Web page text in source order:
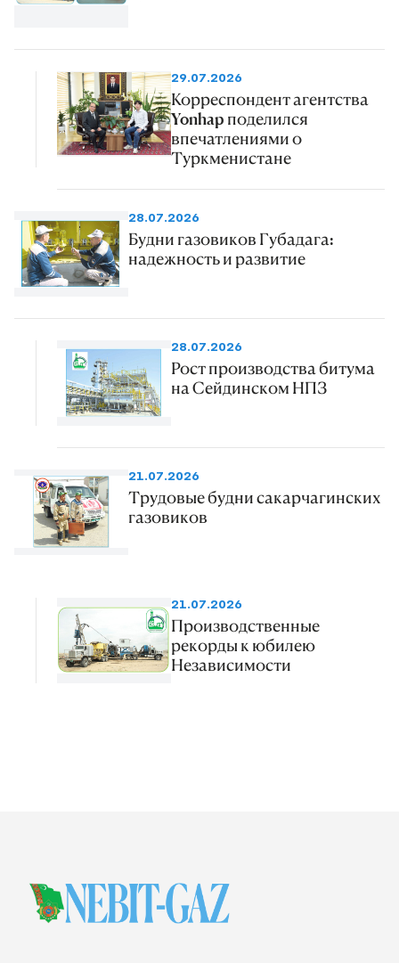
29.07.2026
Корреспондент агентства
Yonhap поделился
впечатлениями о
Туркменистане
28.07.2026
Будни газовиков Губадага:
надежность и развитие
28.07.2026
Рост производства битума
на Сейдинском НПЗ
21.07.2026
Трудовые будни сакарчагинских
газовиков
21.07.2026
Производственные
рекорды к юбилею
Независимости